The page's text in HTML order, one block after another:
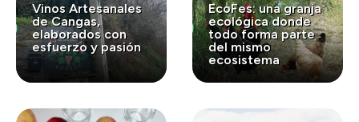
Vinos Artesanales
de Cangas,
elaborados con
esfuerzo y pasión
EcoFes: una granja
ecológica donde
todo forma parte
del mismo
ecosistema